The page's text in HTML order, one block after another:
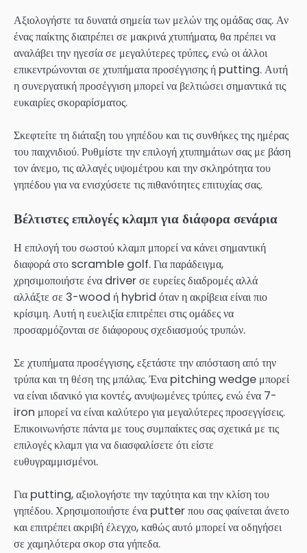
Αξιολογήστε τα δυνατά σημεία των μελών της ομάδας σας. Αν
ένας παίκτης διαπρέπει σε μακρινά χτυπήματα, θα πρέπει να
αναλάβει την ηγεσία σε μεγαλύτερες τρύπες, ενώ οι άλλοι
επικεντρώνονται σε χτυπήματα προσέγγισης ή putting. Αυτή
η συνεργατική προσέγγιση μπορεί να βελτιώσει σημαντικά τις
ευκαιρίες σκοραρίσματος.
Σκεφτείτε τη διάταξη του γηπέδου και τις συνθήκες της ημέρας
του παιχνιδιού. Ρυθμίστε την επιλογή χτυπημάτων σας με βάση
τον άνεμο, τις αλλαγές υψομέτρου και την σκληρότητα του
γηπέδου για να ενισχύσετε τις πιθανότητες επιτυχίας σας.
Βέλτιστες επιλογές κλαμπ για διάφορα σενάρια
Η επιλογή του σωστού κλαμπ μπορεί να κάνει σημαντική
διαφορά στο scramble golf. Για παράδειγμα,
χρησιμοποιήστε ένα driver σε ευρείες διαδρομές αλλά
αλλάξτε σε 3-wood ή hybrid όταν η ακρίβεια είναι πιο
κρίσιμη. Αυτή η ευελιξία επιτρέπει στις ομάδες να
προσαρμόζονται σε διάφορους σχεδιασμούς τρυπών.
Σε χτυπήματα προσέγγισης, εξετάστε την απόσταση από την
τρύπα και τη θέση της μπάλας. Ένα pitching wedge μπορεί
να είναι ιδανικό για κοντές, ανυψωμένες τρύπες, ενώ ένα 7-
iron μπορεί να είναι καλύτερο για μεγαλύτερες προσεγγίσεις.
Επικοινωνήστε πάντα με τους συμπαίκτες σας σχετικά με τις
επιλογές κλαμπ για να διασφαλίσετε ότι είστε
ευθυγραμμισμένοι.
Για putting, αξιολογήστε την ταχύτητα και την κλίση του
γηπέδου. Χρησιμοποιήστε ένα putter που σας φαίνεται άνετο
και επιτρέπει ακριβή έλεγχο, καθώς αυτό μπορεί να οδηγήσει
σε χαμηλότερα σκορ στα γήπεδα.